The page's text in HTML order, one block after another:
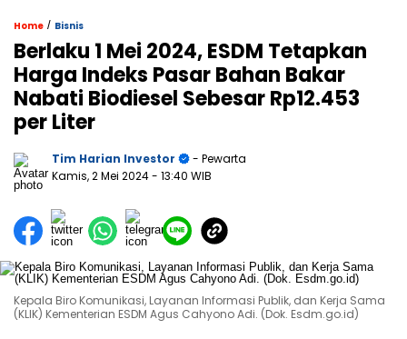
Home / Bisnis
Berlaku 1 Mei 2024, ESDM Tetapkan
Harga Indeks Pasar Bahan Bakar
Nabati Biodiesel Sebesar Rp12.453
per Liter
Tim Harian Investor
- Pewarta
Kamis, 2 Mei 2024- 13:40 WIB
Kepala Biro Komunikasi, Layanan Informasi Publik, dan Kerja Sama
(KLIK) Kementerian ESDM Agus Cahyono Adi. (Dok. Esdm.go.id)